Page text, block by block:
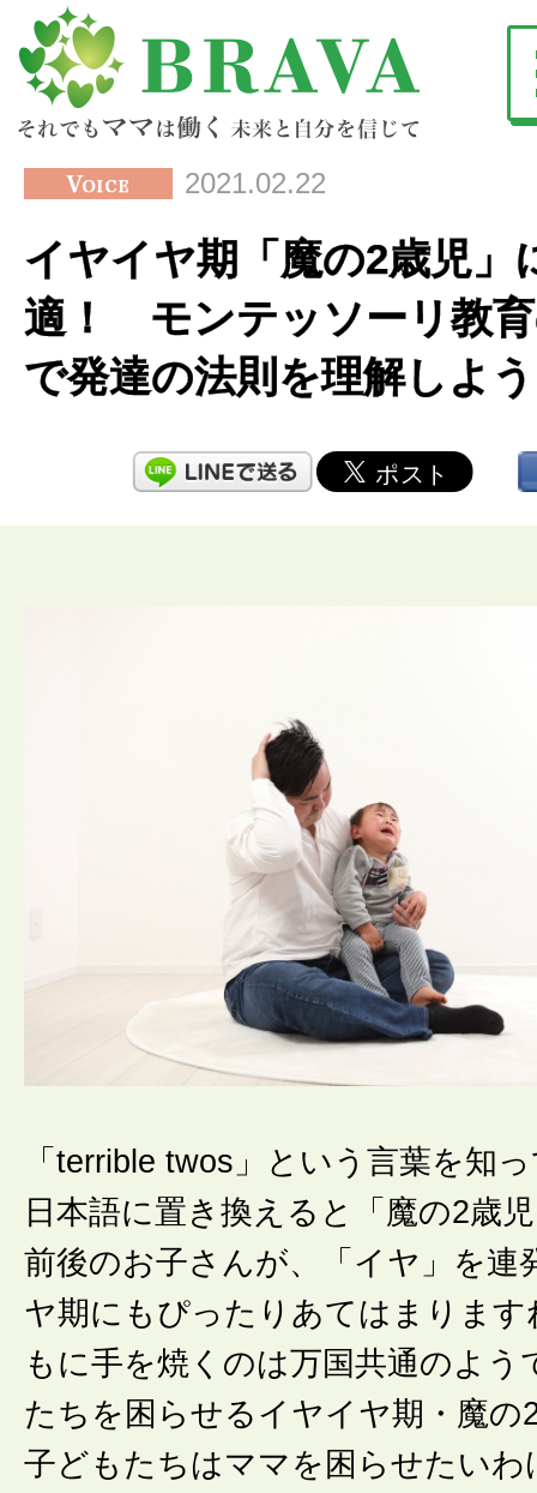
2021.02.22
イヤイヤ期「魔の2歳児」
適！ モンテッソーリ教
で発達の法則を理解しよ
「terrible twos」という言葉を知
日本語に置き換えると「魔の2歳
前後のお子さんが、「イヤ」を連
ヤ期にもぴったりあてはまります
もに手を焼くのは万国共通のよう
たちを困らせるイヤイヤ期・魔の
子どもたちはママを困らせたいわ